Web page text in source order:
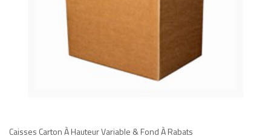
Caisses Carton À Hauteur Variable & Fond À Rabats